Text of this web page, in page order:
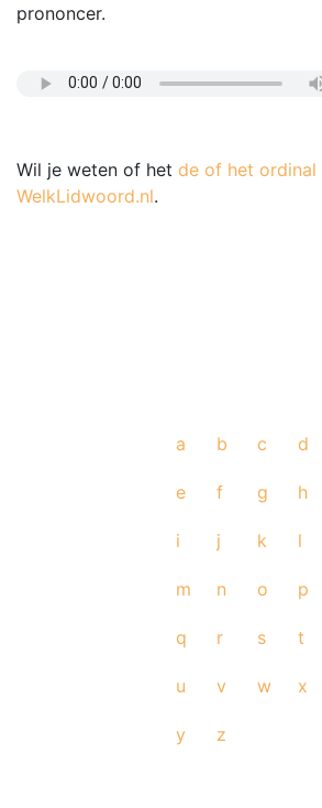
prononcer.
Wil je weten of het de of het ordinal
WelkLidwoord.nl.
a b c d
e f g h
i j k l
m n o p
q r s t
u v w x
y z